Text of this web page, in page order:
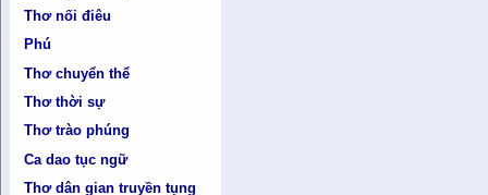
Thơ nối điêu
Phú
Thơ chuyển thể
Thơ thời sự
Thơ trào phúng
Ca dao tục ngữ
Thơ dân gian truyền tụng